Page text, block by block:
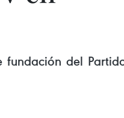
fundación del